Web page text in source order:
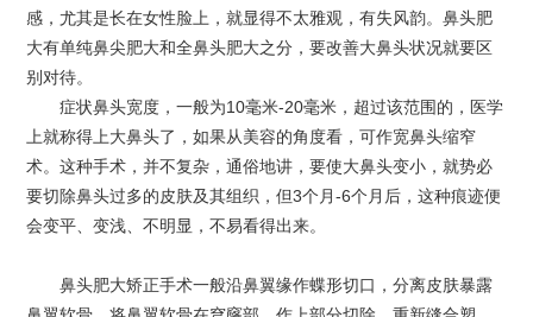
感，尤其是长在女性脸上，就显得不太雅观，有失风韵。鼻头肥
大有单纯鼻尖肥大和全鼻头肥大之分，要改善大鼻头状况就要区
别对待。
症状鼻头宽度，一般为10毫米-20毫米，超过该范围的，医学
上就称得上大鼻头了，如果从美容的角度看，可作宽鼻头缩窄
术。这种手术，并不复杂，通俗地讲，要使大鼻头变小，就势必
要切除鼻头过多的皮肤及其组织，但3个月-6个月后，这种痕迹便
会变平、变浅、不明显，不易看得出来。
鼻头肥大矫正手术一般沿鼻翼缘作蝶形切口，分离皮肤暴露